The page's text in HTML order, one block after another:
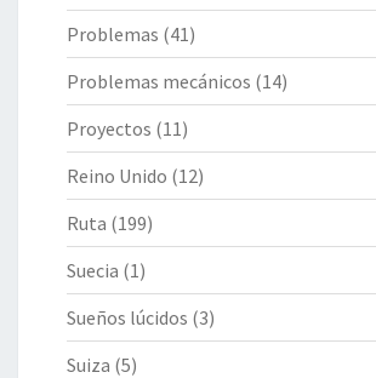
Problemas (41)
Problemas mecánicos (14)
Proyectos (11)
Reino Unido (12)
Ruta (199)
Suecia (1)
Sueños lúcidos (3)
Suiza (5)